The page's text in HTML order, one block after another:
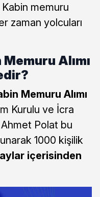
memuru
zaman yolcuları
Alımı
Memuru Alımı
Kurulu ve İcra
Polat bu
1000 kişilik
içerisinden